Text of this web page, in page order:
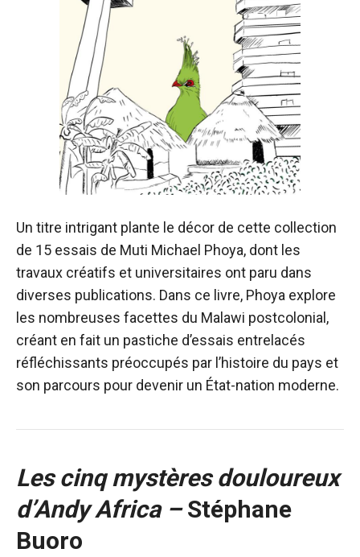
Un titre intrigant plante le décor de cette collection
de 15 essais de Muti Michael Phoya, dont les
travaux créatifs et universitaires ont paru dans
diverses publications. Dans ce livre, Phoya explore
les nombreuses facettes du Malawi postcolonial,
créant en fait un pastiche d’essais entrelacés
réfléchissants préoccupés par l’histoire du pays et
son parcours pour devenir un État-nation moderne.
Les cinq mystères douloureux
d’Andy Africa –Stéphane
Buoro